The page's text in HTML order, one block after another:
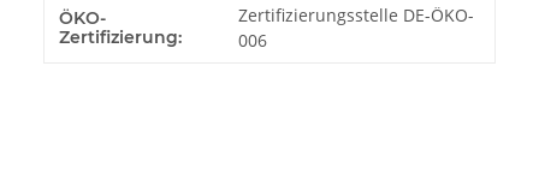
ÖKO-
Zertifizierung:
Zertifizierungsstelle DE-ÖKO-
006